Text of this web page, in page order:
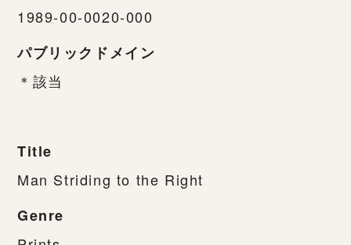
1989-00-0020-000
パブリックドメイン
＊該当
Title
Man Striding to the Right
Genre